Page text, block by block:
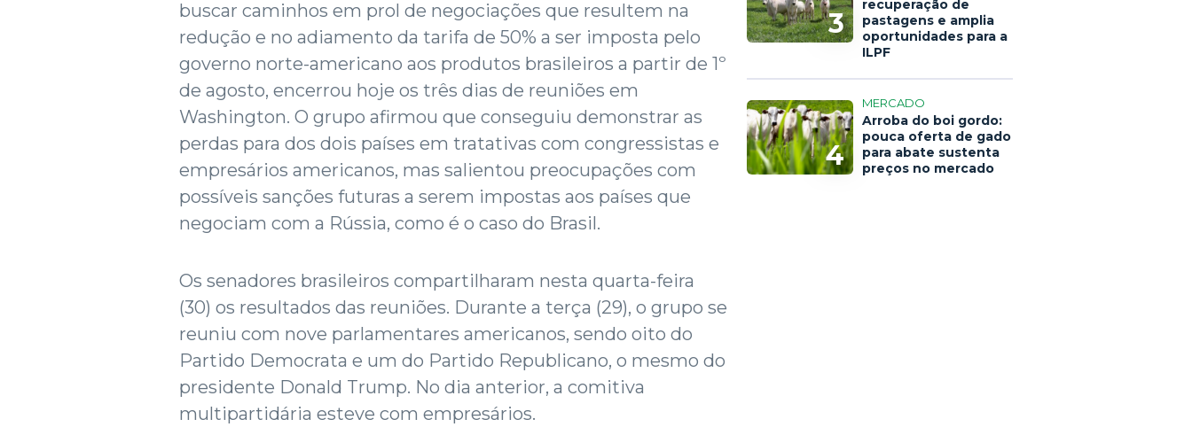
buscar caminhos em prol de negociações que resultem na
redução e no adiamento da tarifa de 50% a ser imposta pelo
governo norte-americano aos produtos brasileiros a partir de 1º
de agosto, encerrou hoje os três dias de reuniões em
Washington. O grupo afirmou que conseguiu demonstrar as
perdas para dos dois países em tratativas com congressistas e
empresários americanos, mas salientou preocupações com
possíveis sanções futuras a serem impostas aos países que
negociam com a Rússia, como é o caso do Brasil.
Os senadores brasileiros compartilharam nesta quarta-feira
(30) os resultados das reuniões. Durante a terça (29), o grupo se
reuniu com nove parlamentares americanos, sendo oito do
Partido Democrata e um do Partido Republicano, o mesmo do
presidente Donald Trump. No dia anterior, a comitiva
multipartidária esteve com empresários.
3
recuperação de
pastagens e amplia
oportunidades para a
ILPF
4
MERCADO
Arroba do boi gordo:
pouca oferta de gado
para abate sustenta
preços no mercado